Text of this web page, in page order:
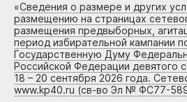
«Сведения о размере и других
размещению на страницах
размещения предвыборных,
период избирательной кампании
Государственную Думу
Российской Федерации девятого
18 – 20 сентября 2026 года.
www.kp40.ru (св-во Эл № ФС77-